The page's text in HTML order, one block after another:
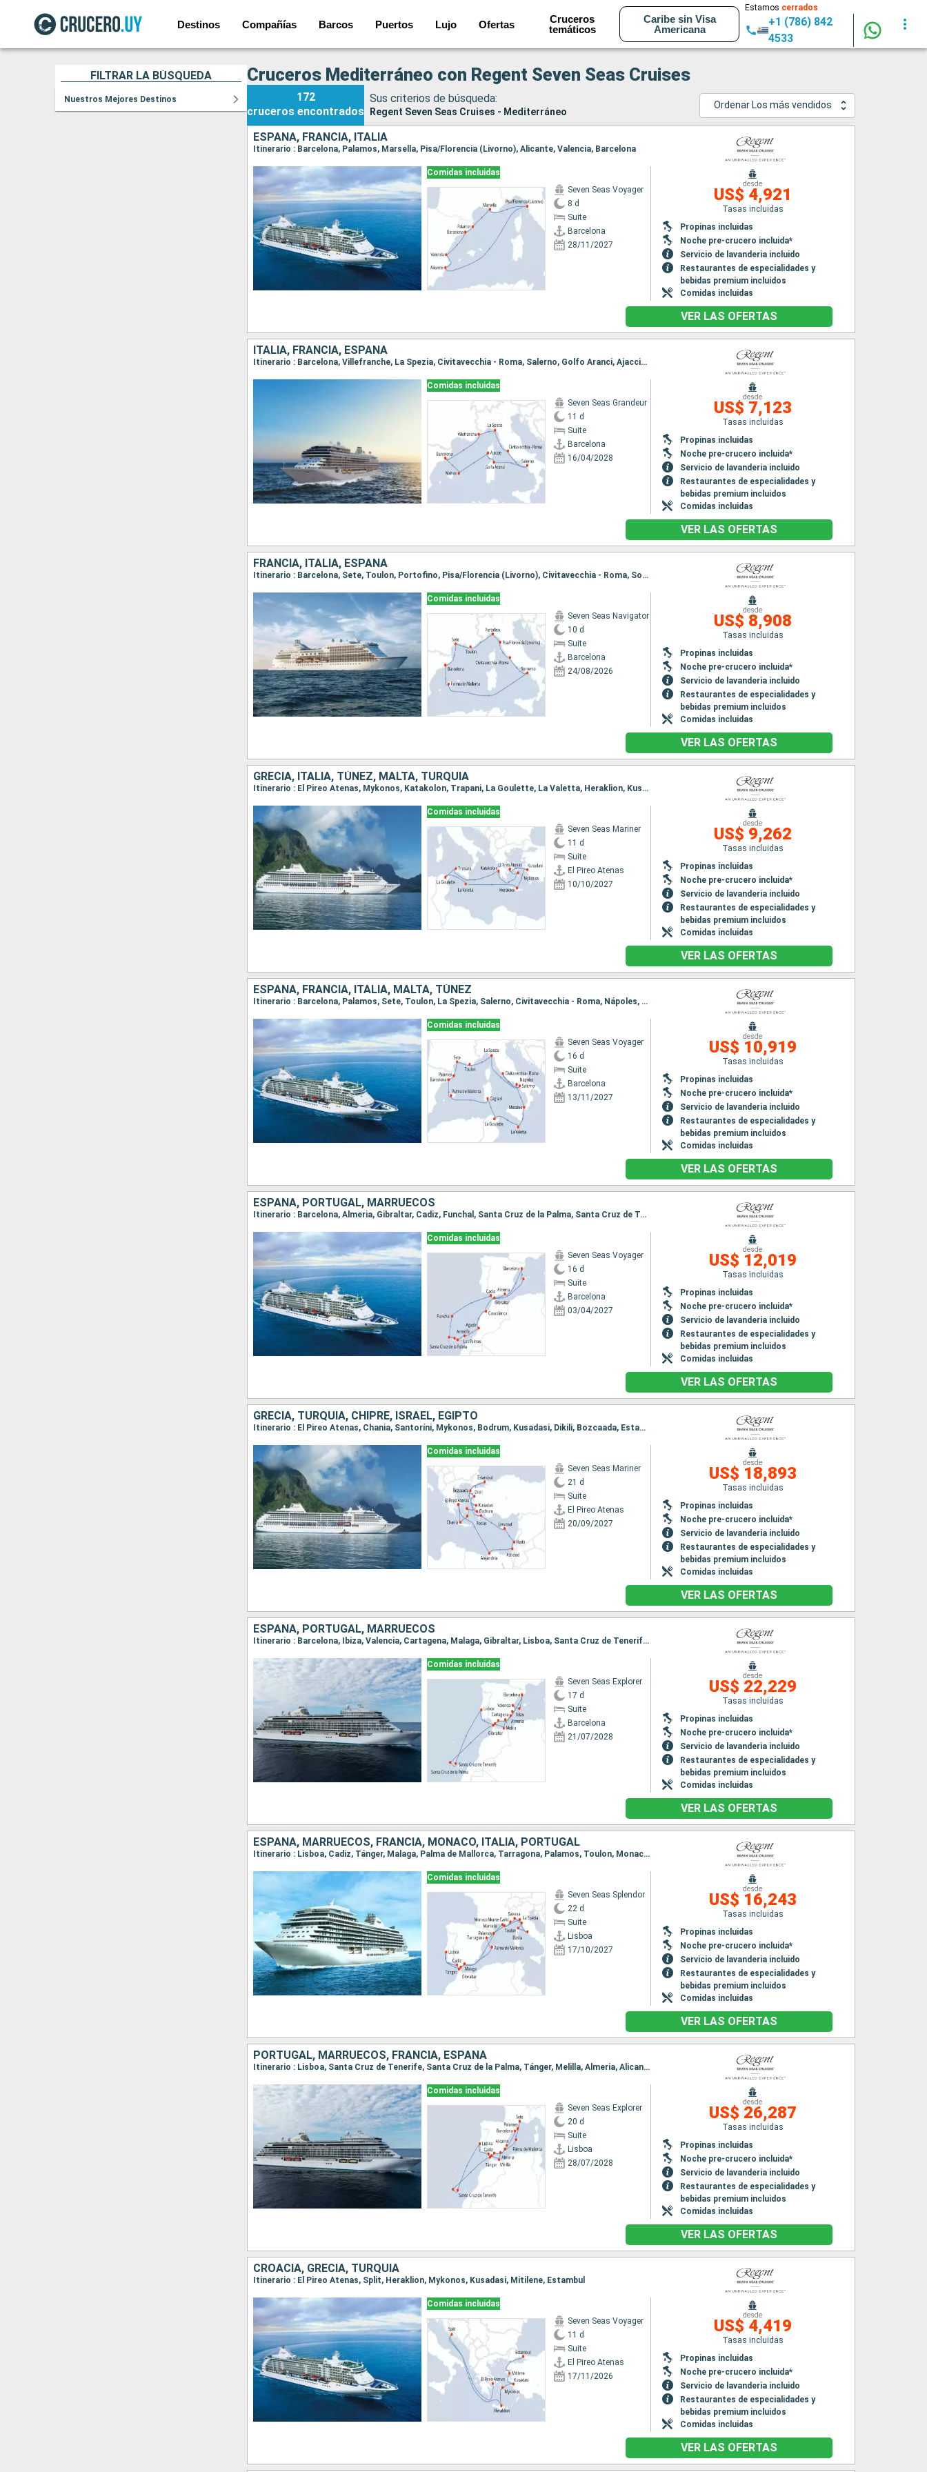
Destinos Compañías Barcos Puertos Lujo Ofertas
Cruceros
temáticos
Caribe sin Visa
Americana
Estamos cerrados
+1 (786) 842
4533
FILTRAR LA BÚSQUEDA
Nuestros Mejores Destinos
Cruceros Mediterráneo con Regent Seven Seas Cruises
172
cruceros encontrados
Sus criterios de búsqueda:
Regent Seven Seas Cruises - Mediterráneo
Ordenar Los más vendidos
ESPAÑA, FRANCIA, ITALIA
Itinerario : Barcelona, Palamos, Marsella, Pisa/Florencia (Livorno), Alicante, Valencia, Barcelona
Comidas incluidas
Seven Seas Voyager
8 d
Suite
Barcelona
28/11/2027
desde
US$ 4,921
Tasas incluidas
Propinas incluidas
Noche pre-crucero incluida*
Servicio de lavanderia incluido
Restaurantes de especialidades y
bebidas premium incluidos
Comidas incluidas
VER LAS OFERTAS
ITALIA, FRANCIA, ESPAÑA
Itinerario : Barcelona, Villefranche, La Spezia, Civitavecchia - Roma, Salerno, Golfo Aranci, Ajaccio, Mahon, Barcelona
Comidas incluidas
Seven Seas Grandeur
11 d
Suite
Barcelona
16/04/2028
desde
US$ 7,123
Tasas incluidas
Propinas incluidas
Noche pre-crucero incluida*
Servicio de lavanderia incluido
Restaurantes de especialidades y
bebidas premium incluidos
Comidas incluidas
VER LAS OFERTAS
FRANCIA, ITALIA, ESPAÑA
Itinerario : Barcelona, Sete, Toulon, Portofino, Pisa/Florencia (Livorno), Civitavecchia - Roma, Sorrento, Palma de Mallorca, Barcelona
Comidas incluidas
Seven Seas Navigator
10 d
Suite
Barcelona
24/08/2026
desde
US$ 8,908
Tasas incluidas
Propinas incluidas
Noche pre-crucero incluida*
Servicio de lavanderia incluido
Restaurantes de especialidades y
bebidas premium incluidos
Comidas incluidas
VER LAS OFERTAS
GRECIA, ITALIA, TÚNEZ, MALTA, TURQUÍA
Itinerario : El Pireo Atenas, Mykonos, Katakolon, Trapani, La Goulette, La Valetta, Heraklion, Kusadasi, El Pireo Atenas
Comidas incluidas
Seven Seas Mariner
11 d
Suite
El Pireo Atenas
10/10/2027
desde
US$ 9,262
Tasas incluidas
Propinas incluidas
Noche pre-crucero incluida*
Servicio de lavanderia incluido
Restaurantes de especialidades y
bebidas premium incluidos
Comidas incluidas
VER LAS OFERTAS
ESPAÑA, FRANCIA, ITALIA, MALTA, TÚNEZ
Itinerario : Barcelona, Palamos, Sete, Toulon, La Spezia, Salerno, Civitavecchia - Roma, Nápoles, Messine, La Valetta, La Goulette, Cagliari, Palma de Mallorca, Barcelona
Comidas incluidas
Seven Seas Voyager
16 d
Suite
Barcelona
13/11/2027
desde
US$ 10,919
Tasas incluidas
Propinas incluidas
Noche pre-crucero incluida*
Servicio de lavanderia incluido
Restaurantes de especialidades y
bebidas premium incluidos
Comidas incluidas
VER LAS OFERTAS
ESPAÑA, PORTUGAL, MARRUECOS
Itinerario : Barcelona, Almeria, Gibraltar, Cadiz, Funchal, Santa Cruz de la Palma, Santa Cruz de Tenerife, Las Palmas, Arrecife, Agadir, Casablanca, Palma de Mallorca, Barcelona
Comidas incluidas
Seven Seas Voyager
16 d
Suite
Barcelona
03/04/2027
desde
US$ 12,019
Tasas incluidas
Propinas incluidas
Noche pre-crucero incluida*
Servicio de lavanderia incluido
Restaurantes de especialidades y
bebidas premium incluidos
Comidas incluidas
VER LAS OFERTAS
GRECIA, TURQUÍA, CHIPRE, ISRAEL, EGIPTO
Itinerario : El Pireo Atenas, Chania, Santoríni, Mykonos, Bodrum, Kusadasi, Dikili, Bozcaada, Estambul, Rodas, Limassol, Haifa, Ashdod, Alejandria, El Pireo Atenas
Comidas incluidas
Seven Seas Mariner
21 d
Suite
El Pireo Atenas
20/09/2027
desde
US$ 18,893
Tasas incluidas
Propinas incluidas
Noche pre-crucero incluida*
Servicio de lavanderia incluido
Restaurantes de especialidades y
bebidas premium incluidos
Comidas incluidas
VER LAS OFERTAS
ESPAÑA, PORTUGAL, MARRUECOS
Itinerario : Barcelona, Ibiza, Valencia, Cartagena, Malaga, Gibraltar, Lisboa, Santa Cruz de Tenerife, Santa Cruz de la Palma, Tánger, Melilla, Almeria, Alicante, Barcelona
Comidas incluidas
Seven Seas Explorer
17 d
Suite
Barcelona
21/07/2028
desde
US$ 22,229
Tasas incluidas
Propinas incluidas
Noche pre-crucero incluida*
Servicio de lavanderia incluido
Restaurantes de especialidades y
bebidas premium incluidos
Comidas incluidas
VER LAS OFERTAS
ESPAÑA, MARRUECOS, FRANCIA, MONACO, ITALIA, PORTUGAL
Itinerario : Lisboa, Cadiz, Tánger, Malaga, Palma de Mallorca, Tarragona, Palamos, Toulon, Monaco Monte-Carlo, Savona, Pisa/Florencia (Livorno), Bastia, Civitavecchia - Roma, La Spezia, Marsella, Palamos, Malaga, Gibraltar, Lisboa
Comidas incluidas
Seven Seas Splendor
22 d
Suite
Lisboa
17/10/2027
desde
US$ 16,243
Tasas incluidas
Propinas incluidas
Noche pre-crucero incluida*
Servicio de lavanderia incluido
Restaurantes de especialidades y
bebidas premium incluidos
Comidas incluidas
VER LAS OFERTAS
PORTUGAL, MARRUECOS, FRANCIA, ESPAÑA
Itinerario : Lisboa, Santa Cruz de Tenerife, Santa Cruz de la Palma, Tánger, Melilla, Almeria, Alicante, Barcelona, Palamos, Sete, Palma de Mallorca, Cartagena, Malaga, Gibraltar, Cadiz, Lisboa
Comidas incluidas
Seven Seas Explorer
20 d
Suite
Lisboa
28/07/2028
desde
US$ 26,287
Tasas incluidas
Propinas incluidas
Noche pre-crucero incluida*
Servicio de lavanderia incluido
Restaurantes de especialidades y
bebidas premium incluidos
Comidas incluidas
VER LAS OFERTAS
CROACIA, GRECIA, TURQUÍA
Itinerario : El Pireo Atenas, Split, Heraklion, Mykonos, Kusadasi, Mitilene, Estambul
Comidas incluidas
Seven Seas Voyager
11 d
Suite
El Pireo Atenas
17/11/2026
desde
US$ 4,419
Tasas incluidas
Propinas incluidas
Noche pre-crucero incluida*
Servicio de lavanderia incluido
Restaurantes de especialidades y
bebidas premium incluidos
Comidas incluidas
VER LAS OFERTAS